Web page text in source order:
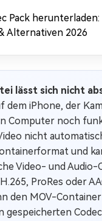
Pack herunterladen:
Alternativen 2026
lässt sich nicht
dem iPhone, der
Computer noch
nicht
und
Video- und Audio-
ProRes oder
den MOV-
gespeicherten